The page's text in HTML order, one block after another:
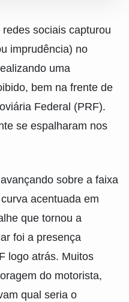
sociais capturou
imprudência) no
uma
bem na frente de
Federal (PRF).
se espalharam nos
sobre a faixa
acentuada em
que tornou a
foi a presença
logo atrás. Muitos
do motorista,
qual seria o